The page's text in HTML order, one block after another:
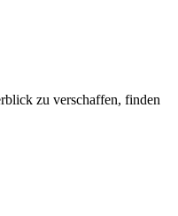
zu verschaffen, finden